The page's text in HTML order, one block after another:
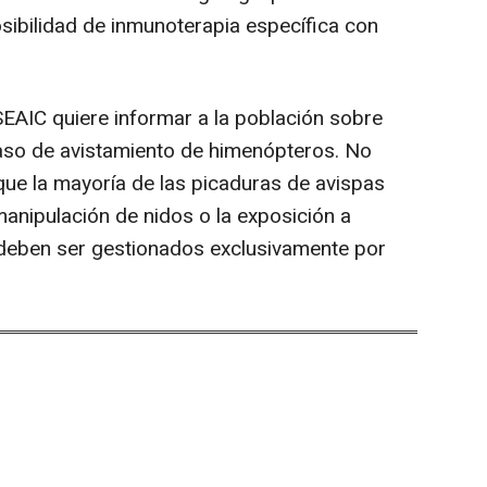
de inmunoterapia específica con
quiere informar a la población sobre
de avistamiento de himenópteros. No
la mayoría de las picaduras de avispas
de nidos o la exposición a
ser gestionados exclusivamente por